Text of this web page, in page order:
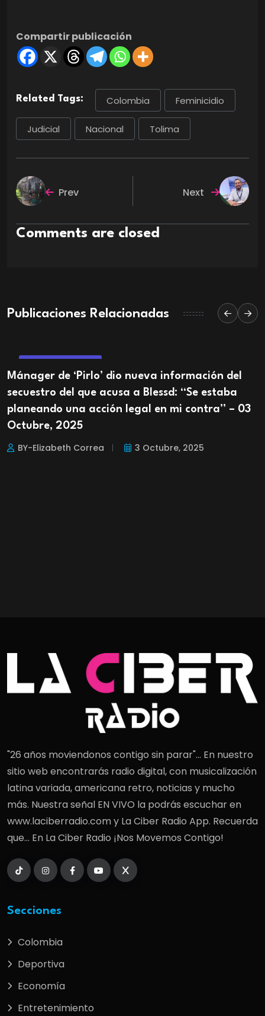
Compartir publicación
Related Tags: Colombia Feminicidio
Judicial Nacional Tolima
Prev Next
Comments are closed
Publicaciones Relacionadas
Mánager de ‘Pirlo’ dio nueva información del
secuestro del que acusa a Blessd: “Se estaba
planeando una acción legal en mi contra” – 03
Octubre, 2025
BY-Elizabeth Correa 3 Octubre, 2025
"26 años moviendonos contigo sin parar"... En nuestro
sitio web encontrarás radio digital, con musicalización
latina variada, americana retro, noticias y mucho
más. Nuestra señal EN VIVO la podrás escuchar en
www.laciberradio.com y La Ciber Radio App. Recuerda
que... En La Ciber Radio ¡Nos Movemos Contigo!
Secciones
Colombia
Deportiva
Economía
Entretenimiento